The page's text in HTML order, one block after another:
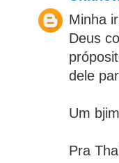
Minha
Deus
dele
Um
Pra